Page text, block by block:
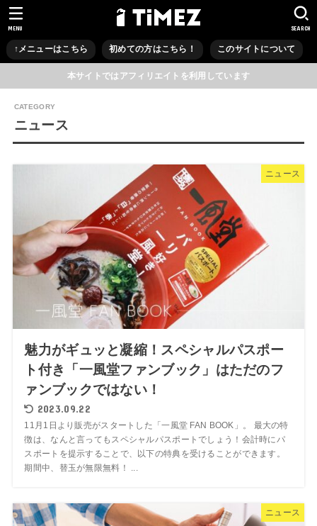
↑メニューはこちら 初めての方はこちら！ このサイトについて
SEARCH
MENU
本サイトではアフィリエイトを利用しています
ニュース
ニュース
魅力がギュッと凝縮！スペシャルパスポー
ト付き「一風堂ファンブック」はただのフ
ァンブックではない！
2023.09.22
11月1日より販売がスタートした「一風堂 FAN BOOK」。 最大の特
徴は、なんと言ってもスペシャルパスポートでしょう！会計時にパ
スポートを提示することで、以下の特典を受けることができます。
期間中、替玉が無限無料！ ...
ニュース